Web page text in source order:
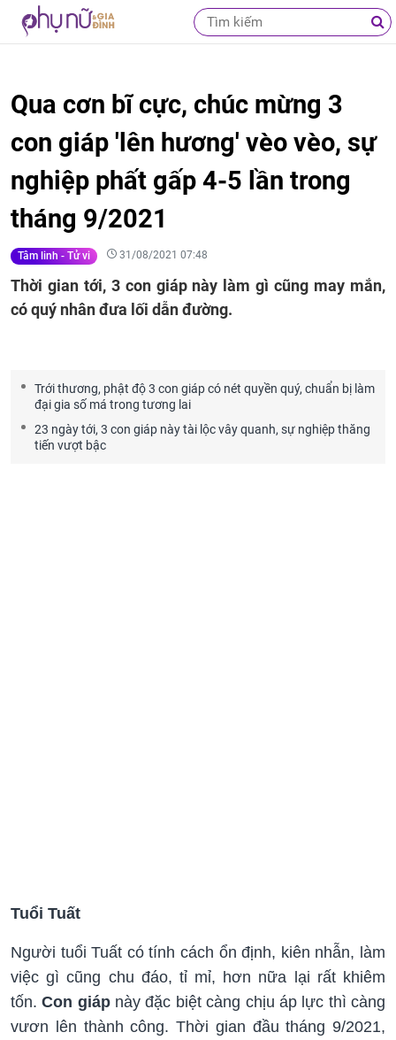
Qua cơn bĩ cực, chúc mừng 3
con giáp 'lên hương' vèo vèo, sự
nghiệp phất gấp 4-5 lần trong
tháng 9/2021
Tâm linh - Tử vi 31/08/2021 07:48
Thời gian tới, 3 con giáp này làm gì cũng may mắn,
có quý nhân đưa lối dẫn đường.
Trới thương, phật độ 3 con giáp có nét quyền quý, chuẩn bị làm
đại gia số má trong tương lai
23 ngày tới, 3 con giáp này tài lộc vây quanh, sự nghiệp thăng
tiến vượt bậc
Tuổi Tuất
Người tuổi Tuất có tính cách ổn định, kiên nhẫn, làm
việc gì cũng chu đáo, tỉ mỉ, hơn nữa lại rất khiêm
tốn.Con giápnày đặc biệt càng chịu áp lực thì càng
vươn lên thành công. Thời gian đầu tháng 9/2021,